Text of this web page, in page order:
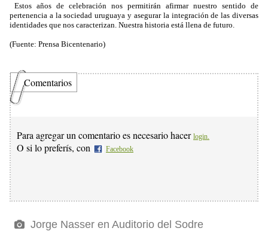
Estos años de celebración nos permitirán afirmar nuestro sentido de
pertenencia a la sociedad uruguaya y asegurar la integración de las diversas
identidades que nos caracterizan. Nuestra historia está llena de futuro.
(Fuente: Prensa Bicentenario)
Comentarios
Para agregar un comentario es necesario hacer login.
O si lo preferís, con Facebook
Jorge Nasser en Auditorio del Sodre